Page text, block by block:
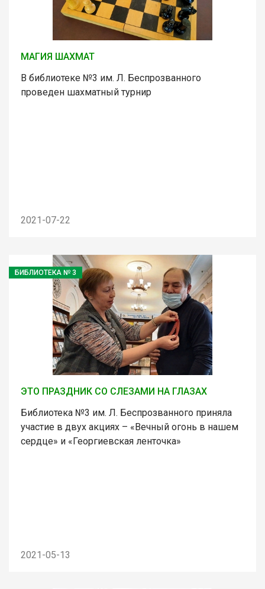
МАГИЯ ШАХМАТ
В библиотеке №3 им. Л. Беспрозванного
проведен шахматный турнир
2021-07-22
БИБЛИОТЕКА № 3
ЭТО ПРАЗДНИК СО СЛЕЗАМИ НА ГЛАЗАХ
Библиотека №3 им. Л. Беспрозванного приняла
участие в двух акциях – «Вечный огонь в нашем
сердце» и «Георгиевская ленточка»
2021-05-13